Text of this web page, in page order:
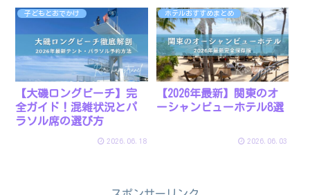
子どもとおでかけ
【大磯ロングビーチ】完
全ガイド！混雑状況とパ
ラソル席の選び方
2026.06.18
ホテルおすすめまとめ
【2026年最新】関東のオ
ーシャンビューホテル8選
2026.06.03